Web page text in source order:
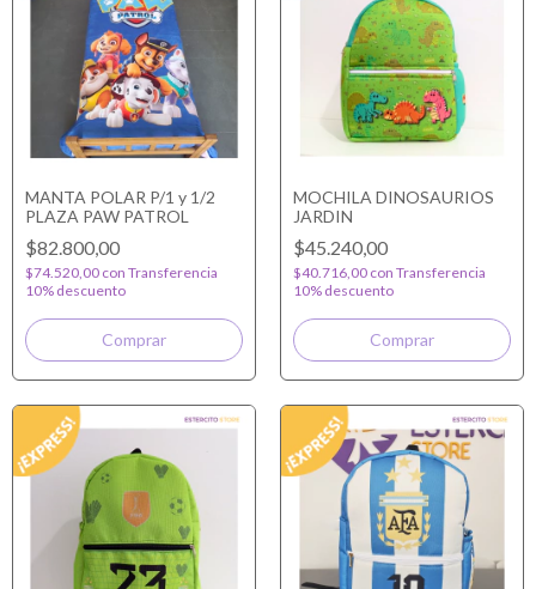
MANTA POLAR P/1 y 1/2
PLAZA PAW PATROL
$82.800,00
$74.520,00 con Transferencia
10% descuento
MOCHILA DINOSAURIOS
JARDIN
$45.240,00
$40.716,00 con Transferencia
10% descuento